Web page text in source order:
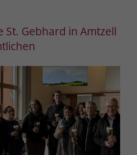
St. Gebhard in Amtzell